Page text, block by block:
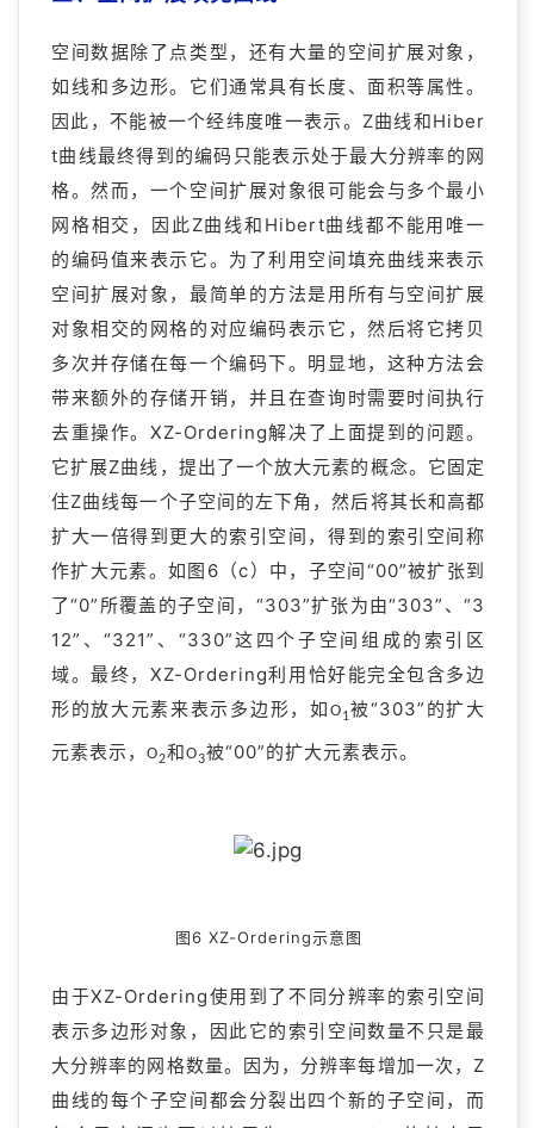
空间数据除了点类型，还有大量的空间扩展对象，
如线和多边形。它们通常具有长度、面积等属性。
因此，不能被一个经纬度唯一表示。Z曲线和Hiber
t曲线最终得到的编码只能表示处于最大分辨率的网
格。然而，一个空间扩展对象很可能会与多个最小
网格相交，因此Z曲线和Hibert曲线都不能用唯一
的编码值来表示它。为了利用空间填充曲线来表示
空间扩展对象，最简单的方法是用所有与空间扩展
对象相交的网格的对应编码表示它，然后将它拷贝
多次并存储在每一个编码下。明显地，这种方法会
带来额外的存储开销，并且在查询时需要时间执行
去重操作。XZ-Ordering解决了上面提到的问题。
它扩展Z曲线，提出了一个放大元素的概念。它固定
住Z曲线每一个子空间的左下角，然后将其长和高都
扩大一倍得到更大的索引空间，得到的索引空间称
作扩大元素。如图6（c）中，子空间“00”被扩张到
了“0”所覆盖的子空间，“303”扩张为由“303”、“3
12”、“321”、“330”这四个子空间组成的索引区
域。最终，XZ-Ordering利用恰好能完全包含多边
形的放大元素来表示多边形，如 O1被“303”的扩大
元素表示，
O2和O3被“00”的扩大元素表示。
图6 XZ-Ordering示意图
由于XZ-Ordering使用到了不同分辨率的索引空间
表示多边形对象，因此它的索引空间数量不只是最
大分辨率的网格数量。因为，分辨率每增加一次，Z
曲线的每个子空间都会分裂出四个新的子空间，而